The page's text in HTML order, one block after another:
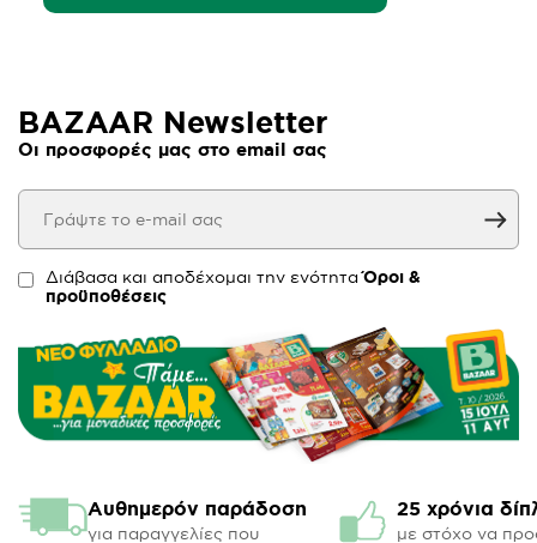
BAZAAR Newsletter
Οι προσφορές μας στο email σας
Διάβασα και αποδέχομαι την ενότηταΌροι &
προϋποθέσεις
Αυθημερόν παράδοση
για παραγγελίες που
25 χρόνια
με στόχο να